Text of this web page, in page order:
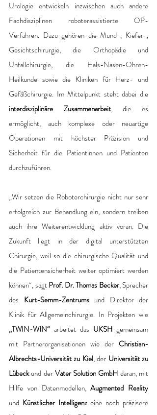
Urologie entwickeln inzwischen auch andere
Fachdisziplinen roboterassistierte OP-
Verfahren. Dazu gehören die Mund-, Kiefer-,
Gesichtschirurgie, die Orthopädie und
Unfallchirurgie, die Hals-Nasen-Ohren-
Heilkunde sowie die Kliniken für Herz- und
interdisziplinäre Zusammenarbeit, die es
ermöglicht, auch komplexe oder neuartige
Operationen mit höchster Präzision und
Sicherheit für die Patientinnen und Patienten
durchzuführen.
„Wir setzen die Roboterchirurgie nicht nur sehr
erfolgreich zur Behandlung ein, sondern treiben
auch ihre Weiterentwicklung aktiv voran. Die
Zukunft liegt in der digital unterstützten
Chirurgie, weil so die chirurgische Qualität und
die Patientensicherheit weiter optimiert werden
können“, sagt Prof. Dr. Thomas Becker, Sprecher
des Kurt-Semm-Zentrums und Direktor der
„TWIN-WIN“ arbeitet das UKSH gemeinsam
mit Partnerorganisationen wie der Christian-
Albrechts-Universität zu Kiel, der Universität zu
Lübeck und der Vater Solution GmbH daran, mit
Hilfe von Datenmodellen, Augmented Reality
und Künstlicher Intelligenz eine noch präzisere